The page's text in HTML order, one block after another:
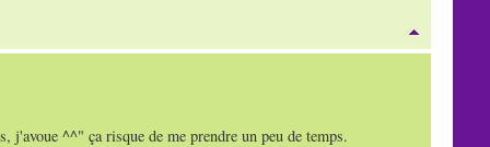
^^" ça risque de me prendre un peu de temps.